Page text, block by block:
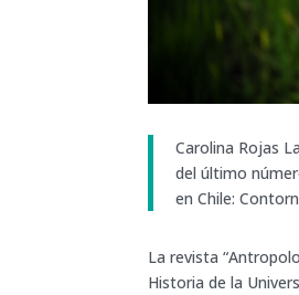
Carolina Rojas
del último
en Chile:
La revista
Historia de la